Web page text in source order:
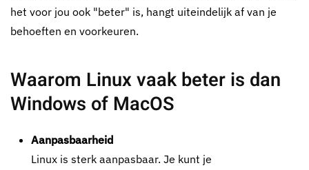
het voor jou ook "beter" is, hangt uiteindelijk af van je
behoeften en voorkeuren.
Waarom Linux vaak beter is dan
Windows of MacOS
Aanpasbaarheid
Linux is sterk aanpasbaar. Je kunt je